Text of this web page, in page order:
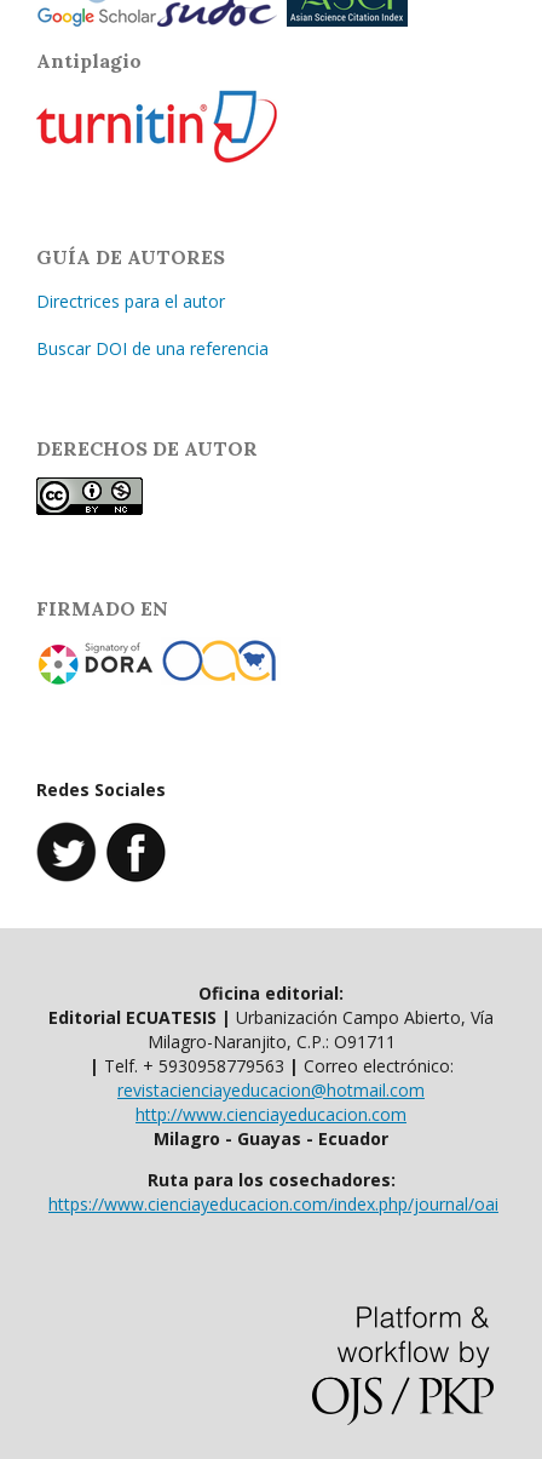
Antiplagio
GUÍA DE AUTORES
Directrices para el autor
Buscar DOI de una referencia
DERECHOS DE AUTOR
FIRMADO EN
Redes Sociales
Oficina editorial:
Editorial ECUATESIS | Urbanización Campo Abierto, Vía
Milagro-Naranjito, C.P.: O91711
| Telf. ​​+ 5930958779563 | Correo electrónico:
revistacienciayeducacion@hotmail.com
http://www.cienciayeducacion.com
Milagro - Guayas - Ecuador
Ruta para los cosechadores:
https://www.cienciayeducacion.com/index.php/journal/oai